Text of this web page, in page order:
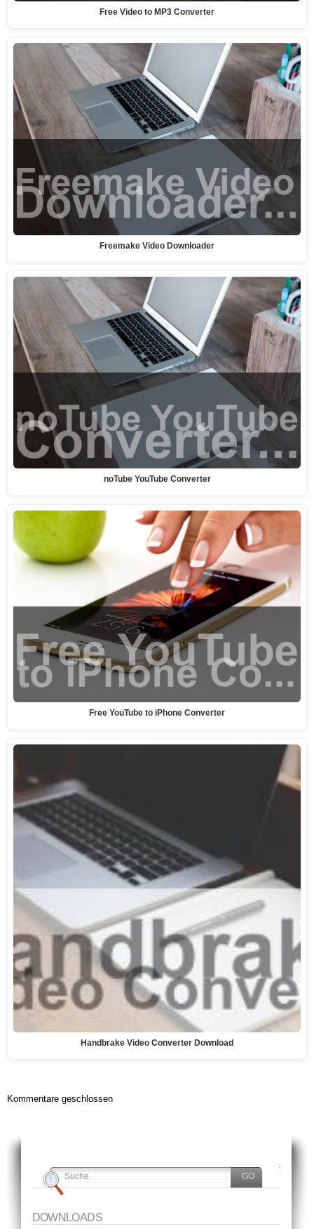
Free Video to MP3 Converter
Freemake Video Downloader
noTube YouTube Converter
Free YouTube to iPhone Converter
Handbrake Video Converter Download
Kommentare geschlossen
DOWNLOADS